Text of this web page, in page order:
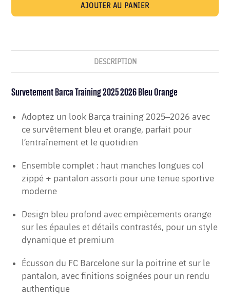
AJOUTER AU PANIER
DESCRIPTION
Survetement Barca Training 2025 2026 Bleu Orange
Adoptez un look Barça training 2025–2026 avec
ce survêtement bleu et orange, parfait pour
l’entraînement et le quotidien
Ensemble complet : haut manches longues col
zippé + pantalon assorti pour une tenue sportive
moderne
Design bleu profond avec empiècements orange
sur les épaules et détails contrastés, pour un style
dynamique et premium
Écusson du FC Barcelone sur la poitrine et sur le
pantalon, avec finitions soignées pour un rendu
authentique